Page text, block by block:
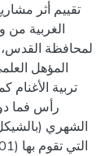
تقييم أثر
الغربية
لمحافظة القدس،
المؤهل
رأس فما
الشهري